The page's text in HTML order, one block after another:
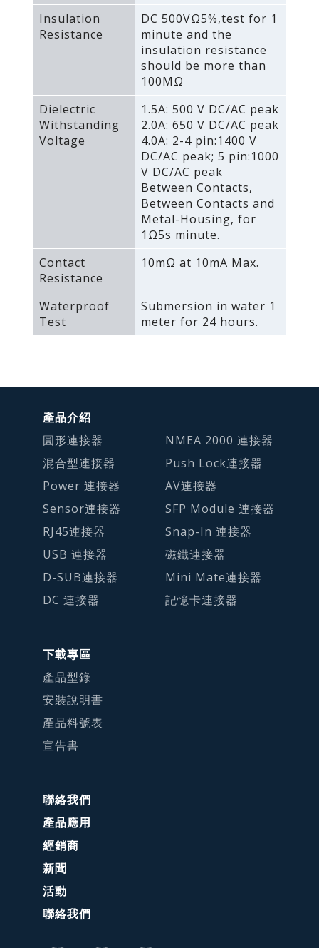
Insulation
Resistance
DC 500VΩ5%‚test for 1
minute and the
insulation resistance
should be more than
100MΩ
Dielectric
Withstanding
Voltage
1.5A: 500 V DC/AC peak
2.0A: 650 V DC/AC peak
4.0A: 2-4 pin:1400 V
DC/AC peak; 5 pin:1000
V DC/AC peak
Between Contacts‚
Between Contacts and
Metal-Housing‚ for
1Ω5s minute.
Contact
Resistance
10mΩ at 10mA Max.
Waterproof
Test
Submersion in water 1
meter for 24 hours.
產品介紹
圓形連接器
混合型連接器
Power 連接器
Sensor連接器
RJ45連接器
USB 連接器
D-SUB連接器
DC 連接器
NMEA 2000 連接器
Push Lock連接器
AV連接器
SFP Module 連接器
Snap-In 連接器
磁鐵連接器
Mini Mate連接器
記憶卡連接器
下載專區
產品型錄
安裝說明書
產品料號表
宣告書
聯絡我們
產品應用
經銷商
新聞
活動
聯絡我們